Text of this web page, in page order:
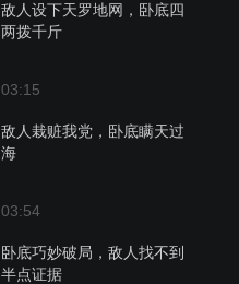
敌人设下天罗地网，卧底四
两拨千斤
03:15
敌人栽赃我党，卧底瞒天过
海
03:54
卧底巧妙破局，敌人找不到
半点证据